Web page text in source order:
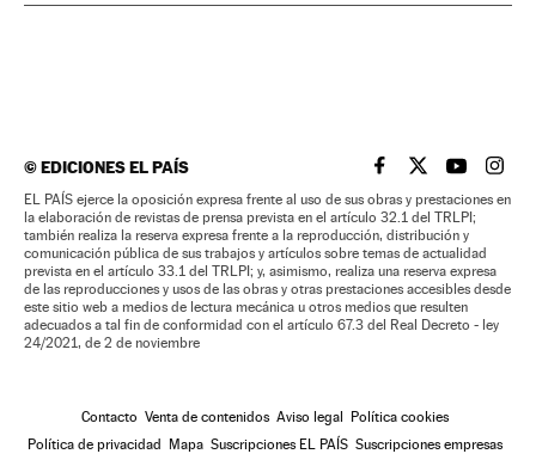
©EDICIONES EL PAÍS EL PAÍS BRASIL EN
EL PAÍSEL PAÍS
EL
EL PAÍS ejerce la oposición expresa frente al uso de sus obras y prestaciones en
la elaboración de revistas de prensa prevista en el artículo 32.1 del TRLPI;
también realiza la reserva expresa frente a la reproducción, distribución y
comunicación pública de sus trabajos y artículos sobre temas de actualidad
prevista en el artículo 33.1 del TRLPI; y, asimismo, realiza una reserva expresa
de las reproducciones y usos de las obras y otras prestaciones accesibles desde
este sitio web a medios de lectura mecánica u otros medios que resulten
adecuados a tal fin de conformidad con el artículo 67.3 del Real Decreto - ley
24/2021, de 2 de noviembre
Contacto Venta de contenidos Aviso legal
Política cookies
Política de privacidad
Mapa Suscripciones EL PAÍS Suscripciones empresas